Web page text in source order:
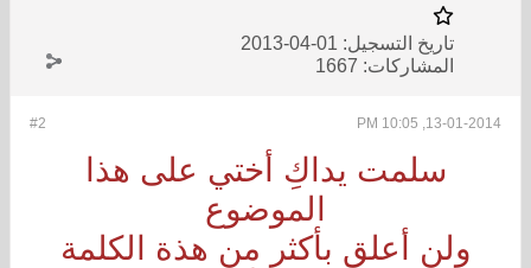
تاريخ التسجيل: 01-04-2013
المشاركات: 1667
#2 13-01-2014, 10:05 PM
سلمت يداكِ أختي على هذا
الموضوع
ولن أعلق بأكثر من هذة الكلمة